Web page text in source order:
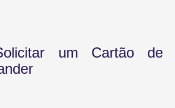
um Cartão de